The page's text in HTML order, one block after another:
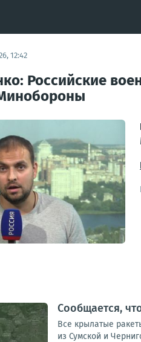
12:42
Российские
Сообщается,
Все крылатые
из Сумской и